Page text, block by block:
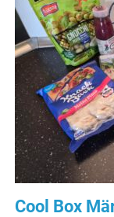
Cool Box